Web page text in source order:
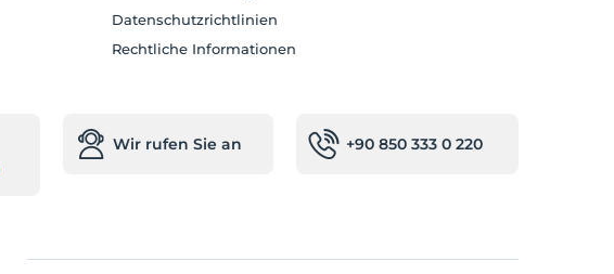
Datenschutzrichtlinien
Rechtliche Informationen
Wir rufen Sie an +90 850 333 0 220